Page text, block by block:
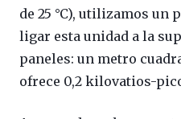
de 25 °C), utilizamos un
ligar esta unidad a la
paneles: un metro
ofrece 0,2 kilovatios-